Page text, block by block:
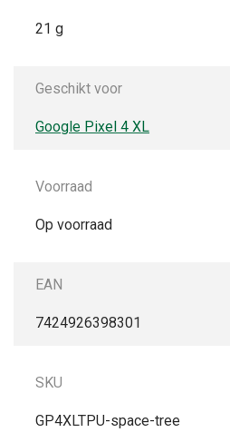
21 g
Geschikt voor
Google Pixel 4 XL
Voorraad
Op voorraad
EAN
7424926398301
SKU
GP4XLTPU-space-tree